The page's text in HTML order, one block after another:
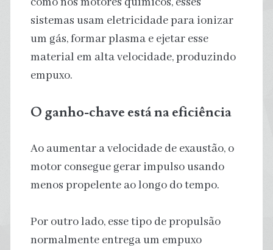
sistemas usam eletricidade para ionizar
um gás, formar plasma e ejetar esse
material em alta velocidade, produzindo
empuxo.
O ganho-chave está na eficiência
Ao aumentar a velocidade de exaustão, o
motor consegue gerar impulso usando
menos propelente ao longo do tempo.
Por outro lado, esse tipo de propulsão
normalmente entrega um empuxo